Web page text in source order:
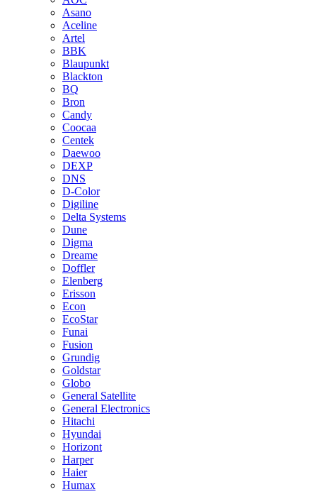
Asano
Aceline
Artel
BBK
Blaupunkt
Blackton
BQ
Bron
Candy
Coocaa
Centek
Daewoo
DEXP
DNS
D-Color
Digiline
Delta Systems
Dune
Digma
Dreame
Doffler
Elenberg
Erisson
Econ
EcoStar
Funai
Fusion
Grundig
Goldstar
Globo
General Satellite
General Electronics
Hitachi
Hyundai
Horizont
Harper
Haier
Humax